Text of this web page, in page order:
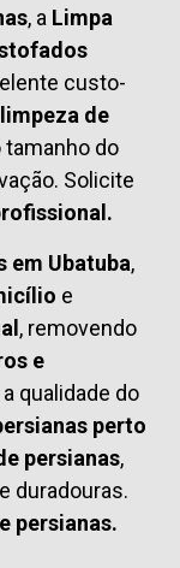
, a Limpa
custo-
de
tamanho do
Solicite
em Ubatuba,
e
, removendo
e
qualidade do
perto
persianas,
duradouras.
persianas.